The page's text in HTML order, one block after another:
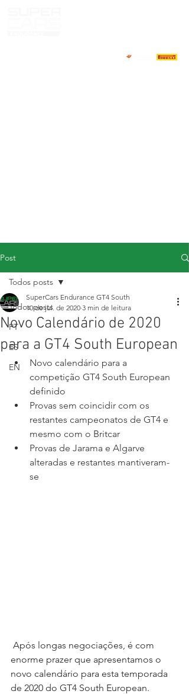
Post
Todos posts
PT
ES
EN
Todos posts
Novo Calendário de 2020
para a GT4 South European
SuperCars Endurance GT4 South
10 de jul. de 2020 3 min de leitura
Novo calendário para a
competição GT4 South European
definido
Provas sem coincidir com os
restantes campeonatos de GT4 e
mesmo com o Britcar
Provas de Jarama e Algarve
alteradas e restantes mantiveram-
se
enorme prazer que apresentamos o
novo calendário para esta temporada
de 2020 do GT4 South European.